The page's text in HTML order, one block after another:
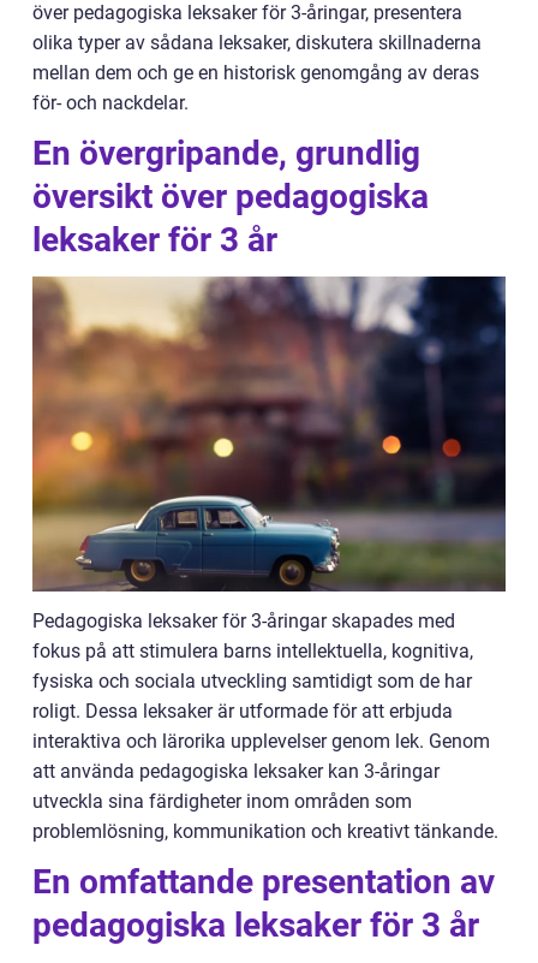
över pedagogiska leksaker för 3-åringar, presentera
olika typer av sådana leksaker, diskutera skillnaderna
mellan dem och ge en historisk genomgång av deras
för- och nackdelar.
En övergripande, grundlig
översikt över pedagogiska
leksaker för 3 år
Pedagogiska leksaker för 3-åringar skapades med
fokus på att stimulera barns intellektuella, kognitiva,
fysiska och sociala utveckling samtidigt som de har
roligt. Dessa leksaker är utformade för att erbjuda
interaktiva och lärorika upplevelser genom lek. Genom
att använda pedagogiska leksaker kan 3-åringar
utveckla sina färdigheter inom områden som
problemlösning, kommunikation och kreativt tänkande.
En omfattande presentation av
pedagogiska leksaker för 3 år